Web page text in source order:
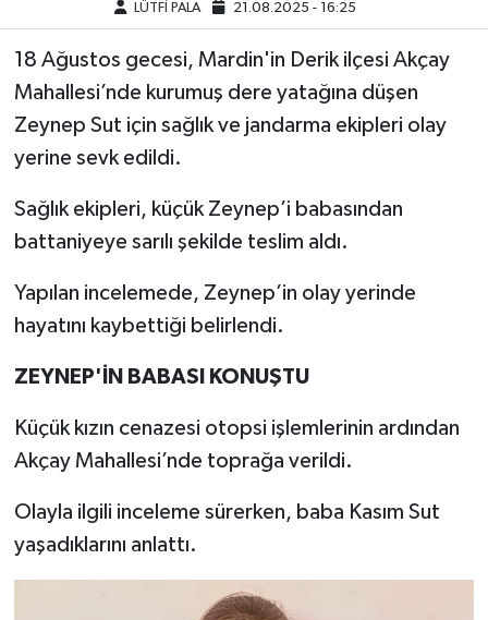
LÜTFİ PALA 21.08.2025 - 16:25
18 Ağustos gecesi, Mardin'in Derik ilçesi Akçay
Mahallesi’nde kurumuş dere yatağına düşen
Zeynep Sut için sağlık ve jandarma ekipleri olay
yerine sevk edildi.
Sağlık ekipleri, küçük Zeynep’i babasından
battaniyeye sarılı şekilde teslim aldı.
Yapılan incelemede, Zeynep’in olay yerinde
hayatını kaybettiği belirlendi.
ZEYNEP'İN BABASI KONUŞTU
Küçük kızın cenazesi otopsi işlemlerinin ardından
Akçay Mahallesi’nde toprağa verildi.
Olayla ilgili inceleme sürerken, baba Kasım Sut
yaşadıklarını anlattı.